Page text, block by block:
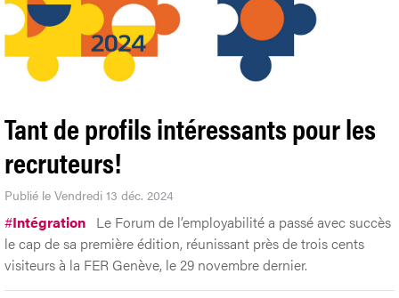
Tant de profils intéressants pour les
recruteurs!
Publié le Vendredi 13 déc. 2024
#Intégration Le Forum de l’employabilité a passé avec succès
le cap de sa première édition, réunissant près de trois cents
visiteurs à la FER Genève, le 29 novembre dernier.